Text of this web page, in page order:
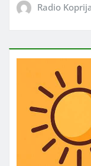
Radio